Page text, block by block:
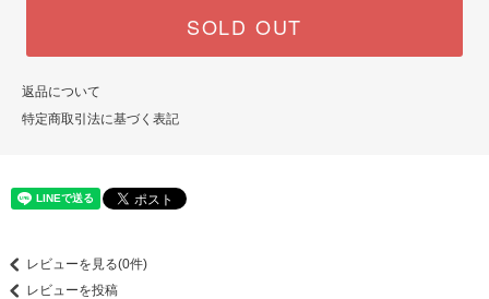
SOLD OUT
返品について
特定商取引法に基づく表記
レビューを見る(0件)
レビューを投稿